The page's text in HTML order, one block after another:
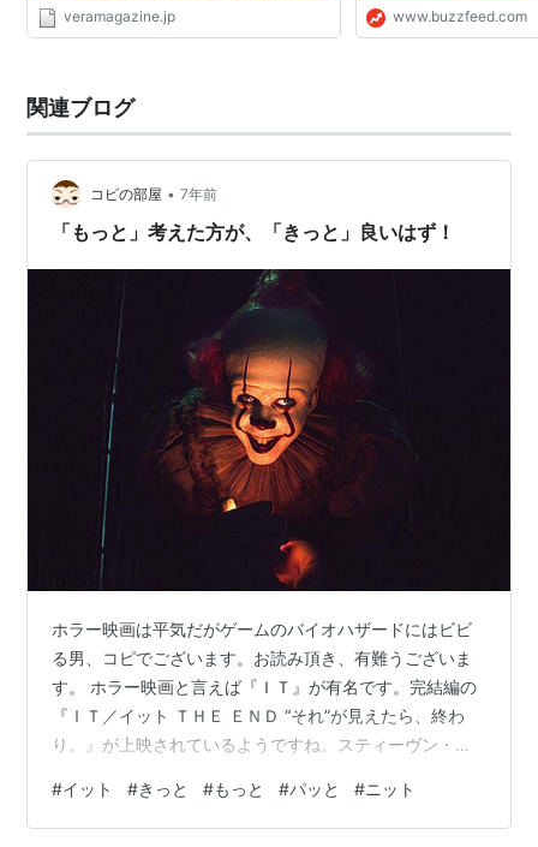
veramagazine.jp www.buzzfeed.com
関連ブログ
コピの部屋 • 7年前
「もっと」考えた方が、「きっと」良いはず！
ホラー映画は平気だがゲームのバイオハザードにはビビ
る男、コピでございます。お読み頂き、有難うございま
す。 ホラー映画と言えば『ＩＴ』が有名です。完結編の
『ＩＴ／イット ＴＨＥ ＥＮＤ “それ”が見えたら、終わ
り。』が上映されているようですね。スティーヴン・キ
『イット』。なんか響きも怖いんですよ。 でも、日本に
も世界に誇る３大『ット』があるじゃないですか？ 警視
#イット #きっと #もっと #パッと #ニット